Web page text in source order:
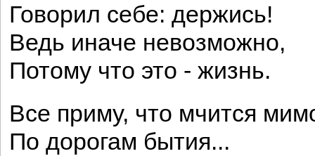
Говорил себе: держись!
Ведь иначе невозможно,
Потому что это - жизнь.
Все приму, что мчится
По дорогам бытия...